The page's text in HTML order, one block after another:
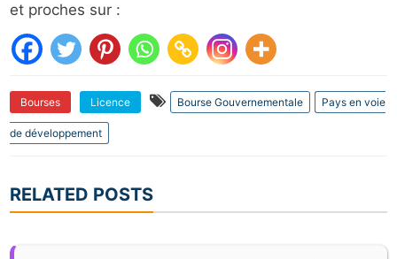
et proches sur :
Bourses Licence Bourse Gouvernementale Pays en voie
de développement
RELATED POSTS